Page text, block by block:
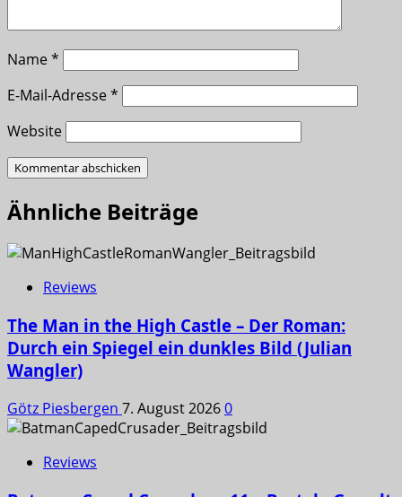
Name*
E-Mail-Adresse*
Website
Ähnliche Beiträge
Reviews
The Man in the High Castle – Der Roman:
Durch ein Spiegel ein dunkles Bild (Julian
Wangler)
Götz Piesbergen 7. August 20260
Reviews